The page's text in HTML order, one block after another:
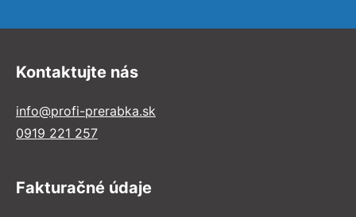
Kontaktujte nás
info@profi-prerabka.sk
0919 221 257
Fakturačné údaje